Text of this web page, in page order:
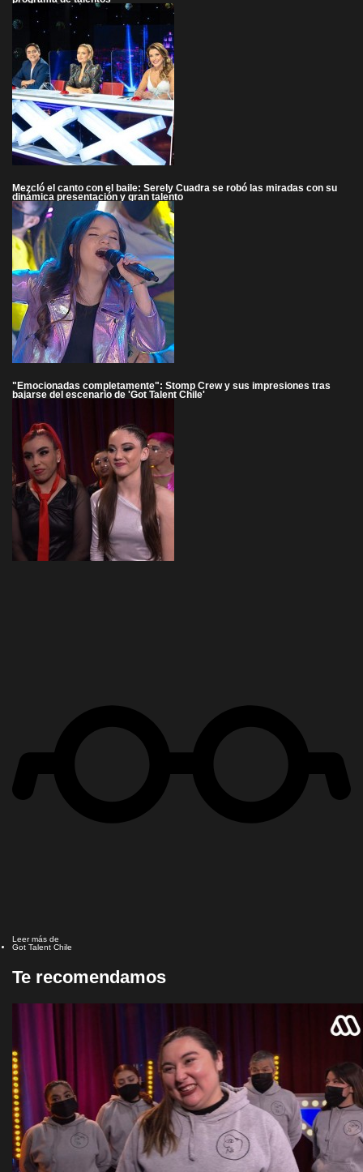
Mezcló el canto con el baile: Serely Cuadra se robó las miradas con su
dinámica presentación y gran talento
"Emocionadas completamente": Stomp Crew y sus impresiones tras
bajarse del escenario de 'Got Talent Chile'
Leer más de
Got Talent Chile
Te recomendamos